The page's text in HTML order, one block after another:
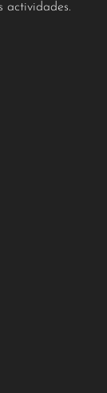
actividades.